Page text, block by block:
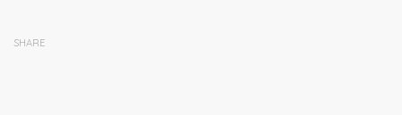
SHARE